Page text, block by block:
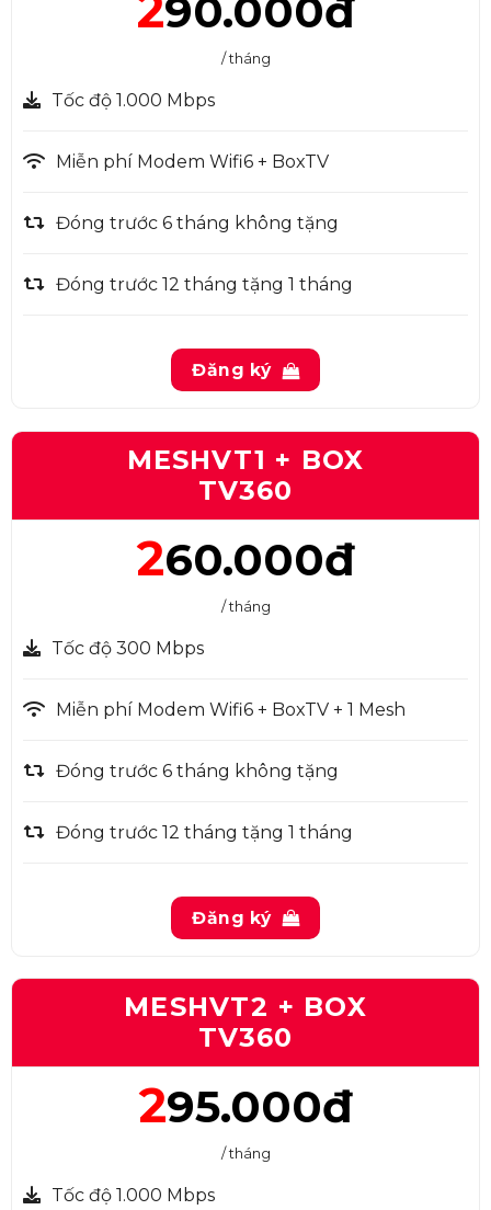
90.000đ
/ tháng
Tốc độ 1.000 Mbps
Miễn phí Modem Wifi6 + BoxTV
Đóng trước 6 tháng không tặng
Đóng trước 12 tháng tặng 1 tháng
Đăng ký
MESHVT1 + BOX
TV360
260.000đ
/ tháng
Tốc độ 300 Mbps
Miễn phí Modem Wifi6 + BoxTV + 1 Mesh
Đóng trước 6 tháng không tặng
Đóng trước 12 tháng tặng 1 tháng
Đăng ký
MESHVT2 + BOX
TV360
295.000đ
/ tháng
Tốc độ 1.000 Mbps